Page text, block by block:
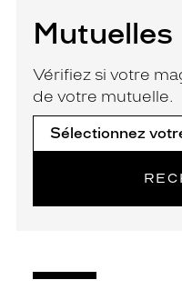
Mutuelles
Vérifiez si votre
de votre mutuelle.